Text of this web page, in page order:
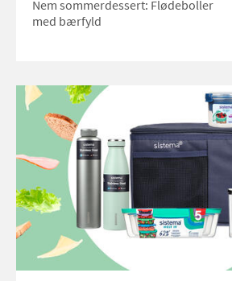
Nem sommerdessert: Flødeboller
med bærfyld